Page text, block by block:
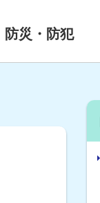
防災・防犯
ド